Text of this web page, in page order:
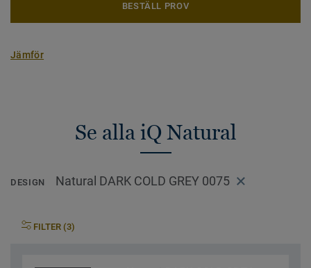
BESTÄLL PROV
Jämför
Se alla iQ Natural
DESIGN Natural DARK COLD GREY 0075
FILTER (3)